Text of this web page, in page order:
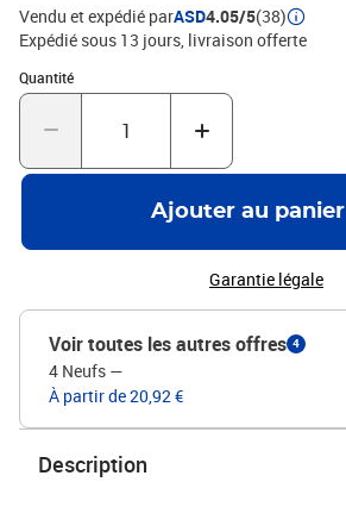
Vendu et expédié parASD4.05/5(38)
Expédié sous 13 jours livraison offerte
Quantité
Quantité : 1
Ajouter au panier
Garantie légale
Voir toutes les autres offres 4
4 Neufs —
À partir de 20,92 €
Description